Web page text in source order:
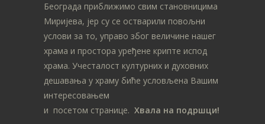
Београда приближимо свим становницима
Миријева, јер су се остварили повољни
услови за то, управо због величине нашег
храма и простора уређене крипте испод
храма. Учесталост културних и духовних
дешавања у храму биће условљена Вашим
интересовањем
и посетом странице. Хвала на подршци!